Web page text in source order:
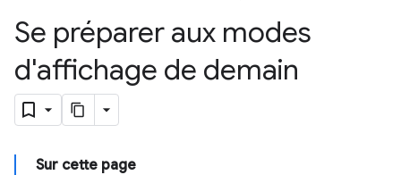
Se préparer aux modes
d'affichage de demain
Sur cette page